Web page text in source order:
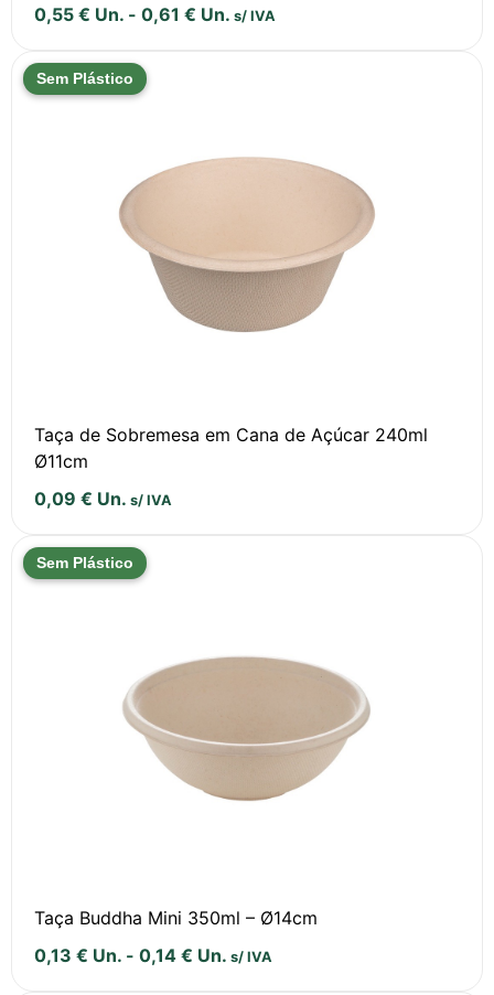
0,55 € Un. - 0,61 € Un. s/ IVA
Sem Plástico
Taça de Sobremesa em Cana de Açúcar 240ml
Ø11cm
0,09 € Un. s/ IVA
Sem Plástico
Taça Buddha Mini 350ml – Ø14cm
0,13 € Un. - 0,14 € Un. s/ IVA